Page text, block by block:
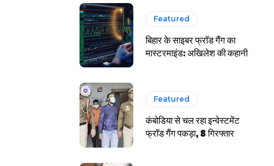
Featured
बिहार के साइबर फ्रॉड गैंग का
मास्टरमाइंड: अखिलेश की कहानी
Featured
कंबोडिया से चल रहा इन्वेस्टमेंट
फ्रॉड गैंग पकड़ा, 8 गिरफ्तार